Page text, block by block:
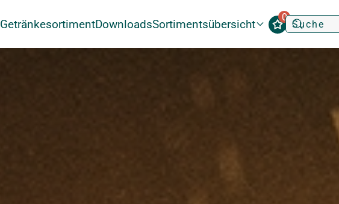
GetränkesortimentDownloadsSortimentsübersicht
0